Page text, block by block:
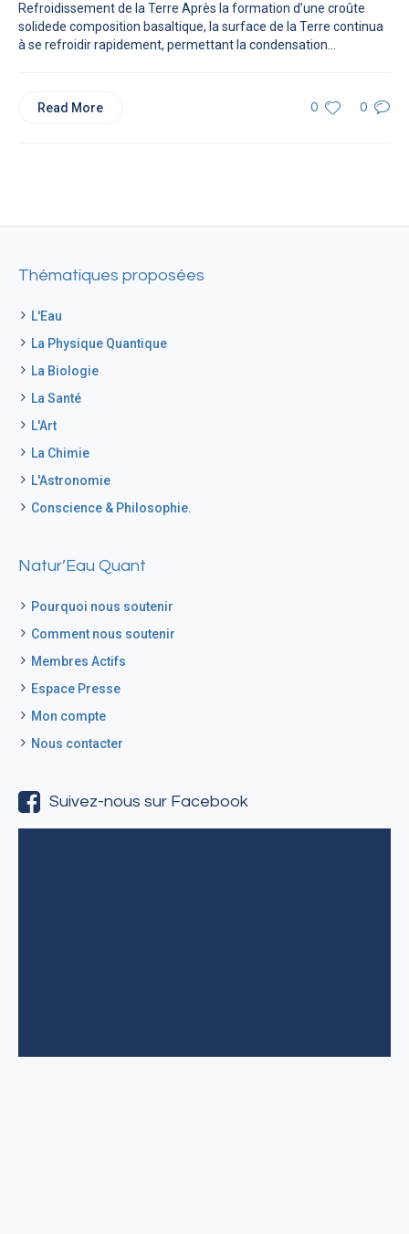
Refroidissement de la Terre Après la formation d’une croûte
solidede composition basaltique, la surface de la Terre continua
à se refroidir rapidement, permettant la condensation...
0 0
Read More
Thématiques proposées
L'Eau
La Physique Quantique
La Biologie
La Santé
L'Art
La Chimie
L'Astronomie
Conscience & Philosophie.
Natur’Eau Quant
Pourquoi nous soutenir
Comment nous soutenir
Membres Actifs
Espace Presse
Mon compte
Nous contacter
Suivez-nous sur Facebook